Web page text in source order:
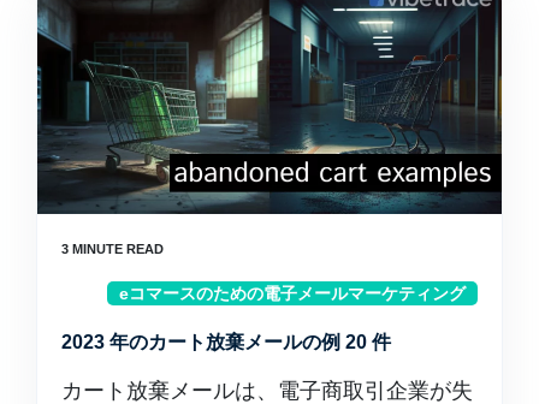
eコマースのための電子メールマーケティング
2023 年のカート放棄メールの例 20 件
カート放棄メールは、電子商取引企業が失